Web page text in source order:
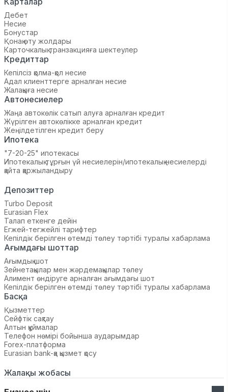
Дебет
Несие
Бонустар
Қонақ өту жолдары
Карточкалық транзакцияға шектеулер
Кредиттар
Кепілсіз қолма-қол несие
Адал клиенттерге арналған несие
Жалақыға несие
Автонесиелер
Жаңа автокөлік сатып алуға арналған кредит
Жүрілген автокөлікке арналған кредит
Жеңілдетілген кредит беру
Ипотека
"7-20-25" ипотекасы
Ипотекалық тұрғын үй несиелерін/ипотекалық несиелерді
қайта қаржыландыру
Депозиттер
Turbo Deposit
Eurasian Flex
Талап еткенге дейін
Егжей-тегжейлі тарифтер
Кепілдік берілген өтемді төлеу тәртібі туралы хабарлама
Ағымдағы шоттар
Ағымдық шот
Зейнетақылар мен жәрдемақылар төлеу
Алимент өндіруге арналған ағымдағы шот
Кепілдік берілген өтемді төлеу тәртібі туралы хабарлама
Басқа
Қызметтер
Сейфтік сақтау
Алтын құймалар
Телефон нөмірі бойынша аударымдар
Forex-платформа
Eurasian bank-қа қызмет қосу
Жалақы жобасы